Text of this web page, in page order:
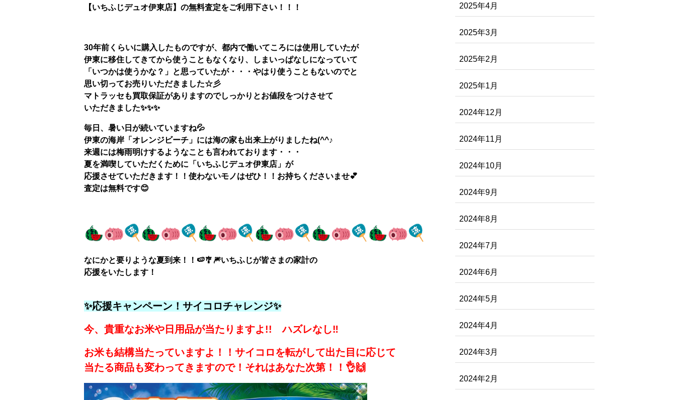
【いちふじデュオ伊東店】の無料査定をご利用下さい！！！
30年前くらいに購入したものですが、都内で働いてころには使用していたが
伊東に移住してきてから使うこともなくなり、しまいっぱなしになっていて
「いつかは使うかな？」と思っていたが・・・やはり使うこともないのでと
思い切ってお売りいただきました☆彡
マトラッセも買取保証がありますのでしっかりとお値段をつけさせて
いただきました✨✨✨
毎日、暑い日が続いていますね💦
伊東の海岸「オレンジビーチ」には海の家も出来上がりましたね(^^♪
来週には梅雨明けするようなことも言われております・・・
夏を満喫していただくために「いちふじデュオ伊東店」が
応援させていただきます！！使わないモノはぜひ！！お持ちくださいませ💕
査定は無料です😊
なにかと要りような夏到来！！🍉🎐🎆いちふじが皆さまの家計の
応援をいたします！
✨応援キャンペーン！サイコロチャレンジ✨
今、貴重なお米や日用品が当たりますよ!! ハズレなし‼
お米も結構当たっていますよ！！サイコロを転がして出た目に応じて
当たる商品も変わってきますので！それはあなた次第！！👌🙌
2025年4月
2025年3月
2025年2月
2025年1月
2024年12月
2024年11月
2024年10月
2024年9月
2024年8月
2024年7月
2024年6月
2024年5月
2024年4月
2024年3月
2024年2月